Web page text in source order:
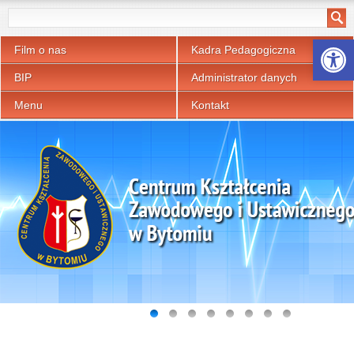
Otwórz
Film o nas Kadra Pedagogiczna
BIP Administrator danych
Menu Kontakt